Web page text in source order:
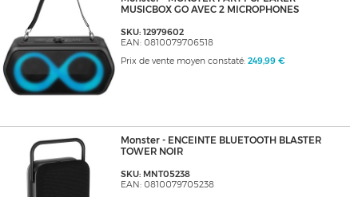
MUSICBOX GO AVEC 2 MICROPHONES
SKU: 12979602
EAN: 0810079706518
Prix de vente moyen constaté: 249,99 €
Monster - ENCEINTE BLUETOOTH BLASTER
TOWER NOIR
SKU: MNT05238
EAN: 0810079705238